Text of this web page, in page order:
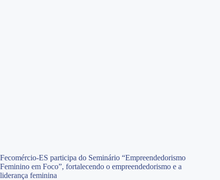
Fecomércio-ES participa do Seminário “Empreendedorismo
Feminino em Foco”, fortalecendo o empreendedorismo e a
liderança feminina